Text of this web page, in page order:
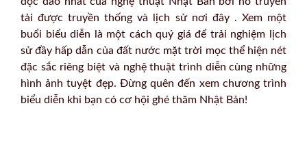
tải được truyền thống và lịch sử nơi đây . Xem một
buổi biểu diễn là một cách quý giá để trải nghiệm lịch
sử đầy hấp dẫn của đất nước mặt trời mọc thể hiện nét
đặc sắc riêng biệt và nghệ thuật trình diễn cùng những
hình ảnh tuyệt đẹp. Đừng quên đến xem chương trình
biểu diễn khi bạn có cơ hội ghé thăm Nhật Bản!